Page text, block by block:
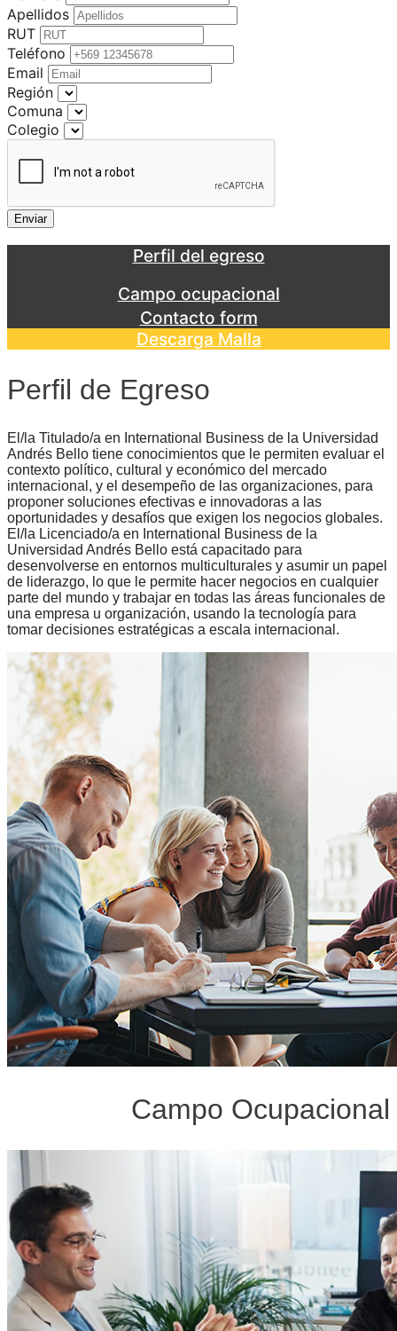
Apellidos
RUT
Teléfono
Email
Región
Comuna
Colegio
Enviar
Perfil del egreso
Campo ocupacional
Contacto form
Descarga Malla
Perfil de Egreso
El/la Titulado/a en International Business de la Universidad
Andrés Bello tiene conocimientos que le permiten evaluar el
contexto político, cultural y económico del mercado
internacional, y el desempeño de las organizaciones, para
proponer soluciones efectivas e innovadoras a las
oportunidades y desafíos que exigen los negocios globales.
El/la Licenciado/a en International Business de la
Universidad Andrés Bello está capacitado para
desenvolverse en entornos multiculturales y asumir un papel
de liderazgo, lo que le permite hacer negocios en cualquier
parte del mundo y trabajar en todas las áreas funcionales de
una empresa u organización, usando la tecnología para
tomar decisiones estratégicas a escala internacional.
Campo Ocupacional